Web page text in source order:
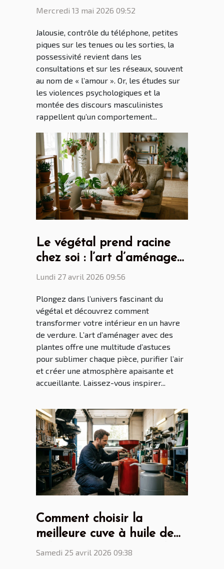
ou héritage culturel ?
Mercredi 13 mai 2026 09:52
Jalousie, contrôle du téléphone, petites
piques sur les tenues ou les sorties, la
possessivité revient dans les
consultations et sur les réseaux, souvent
au nom de « l’amour ». Or, les études sur
les violences psychologiques et la
montée des discours masculinistes
rappellent qu’un comportement...
Le végétal prend racine
chez soi : l’art d’aménager
avec des plantes
Lundi 27 avril 2026 09:56
Plongez dans l’univers fascinant du
végétal et découvrez comment
transformer votre intérieur en un havre
de verdure. L’art d’aménager avec des
plantes offre une multitude d’astuces
pour sublimer chaque pièce, purifier l’air
et créer une atmosphère apaisante et
accueillante. Laissez-vous inspirer...
Comment choisir la
meilleure cuve à huile de
vidange pour votre atelier
Samedi 25 avril 2026 09:38